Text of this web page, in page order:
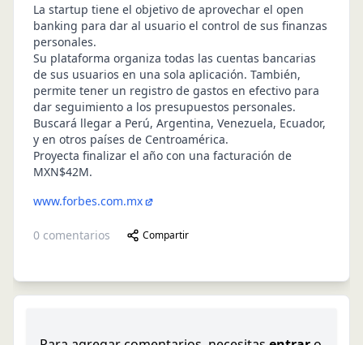
La startup tiene el objetivo de aprovechar el open
banking para dar al usuario el control de sus finanzas
personales.
Su plataforma organiza todas las cuentas bancarias
de sus usuarios en una sola aplicación. También,
permite tener un registro de gastos en efectivo para
dar seguimiento a los presupuestos personales.
Buscará llegar a Perú, Argentina, Venezuela, Ecuador,
y en otros países de Centroamérica.
Proyecta finalizar el año con una facturación de
MXN$42M.
www.forbes.com.mx
0 comentarios Compartir